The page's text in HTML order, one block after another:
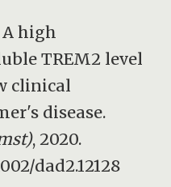
high
TREM2 level
clinical
disease.
, 2020.
dad2.12128